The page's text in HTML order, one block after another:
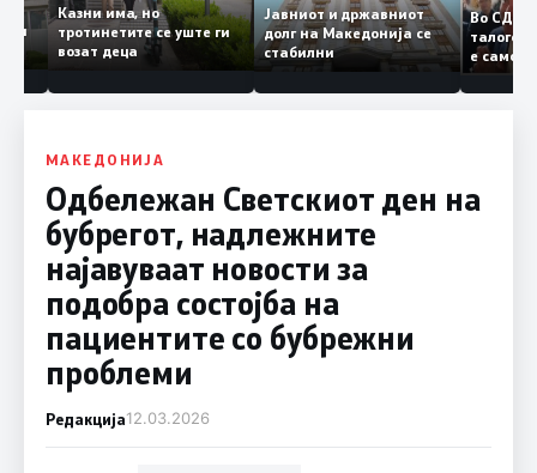
и
Казни има, но
тротинетите се уште ги
возат деца
Јавниот и државниот
долг на Македонија се
стабилни
Во
е
Заев
МАКЕДОНИЈА
Одбележан Светскиот ден на
бубрегот, надлежните
најавуваат новости за
подобра состојба на
пациентите со бубрежни
проблеми
Редакција12.03.2026